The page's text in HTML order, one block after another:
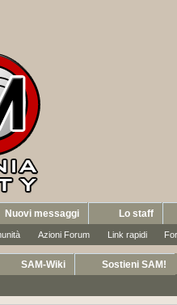
Azioni Forum Link rapidi
Nuovi messaggi Lo staff
SAM-Wiki Sostieni SAM!